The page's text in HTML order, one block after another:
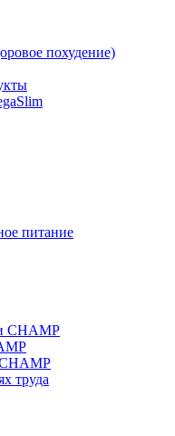
похудение)
питание
CHAMP
труда